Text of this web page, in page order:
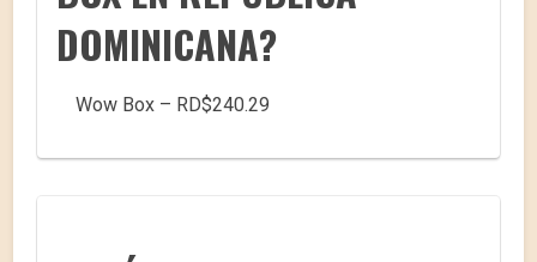
DOMINICANA?
Wow Box – RD$240.29